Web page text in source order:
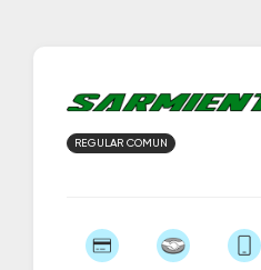
REGULAR COMUN